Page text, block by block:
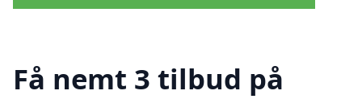
Få nemt 3 tilbud på